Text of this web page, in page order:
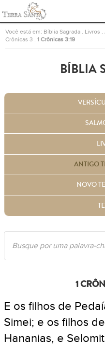
Ir para a página inicial
Você está em: Bíblia Sagrada Livros .
Crônicas 3 .1 Crônicas 3:19
BÍBLIA
ANTIGO
NOVO
1
E os filhos de
Simei; e os filhos
Hananias, e